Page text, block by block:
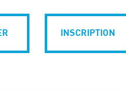
INSCRIPTION